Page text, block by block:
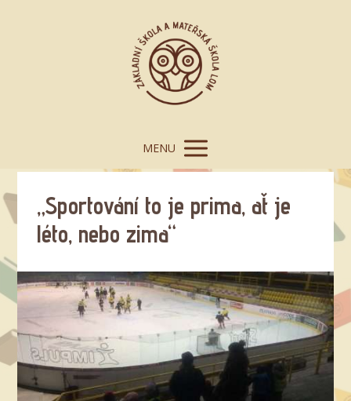
MENU
„Sportování to je prima, ať je
léto, nebo zima“